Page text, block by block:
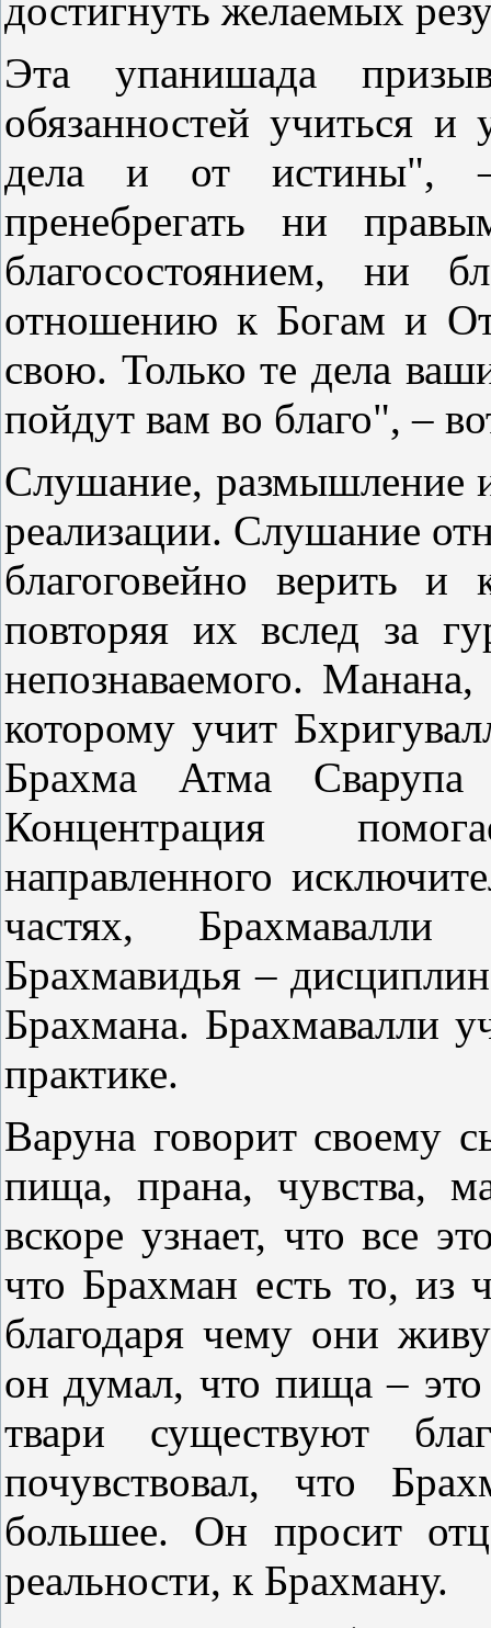
достигнуть желаемых
Эта упанишада
обязанностей учиться
дела и от истины",
пренебрегать ни
благосостоянием, ни
отношению к Богам и
свою. Только те дела
пойдут вам во благо", –
Слушание, размышление
реализации. Слушание
благоговейно верить и
повторяя их вслед за
непознаваемого.
которому учит
Брахма Атма Сварупа
Концентрация
направленного
частях,
Брахмавидья –
Брахмана. Брахмавалли
практике.
Варуна говорит своему
пища, прана, чувства,
вскоре узнает, что все
что Брахман есть то, из
благодаря чему они
он думал, что пища –
твари существуют
почувствовал, что
большее. Он просит
реальности, к Брахману.